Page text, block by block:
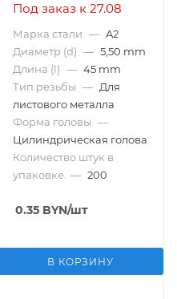
Под заказ к 27.08
Марка стали — A2
Диаметр (d) — 5,50 mm
Длина (l) — 45 mm
Тип резьбы — Для
листового металла
Форма головы —
Цилиндрическая голова
Количество штук в
упаковке — 200
0.35 BYN/шт
В КОРЗИНУ